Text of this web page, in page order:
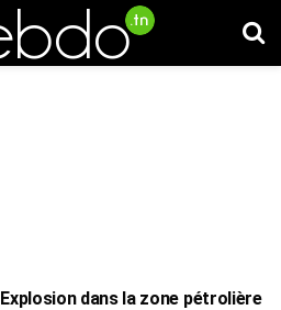
Explosion dans la zone pétrolière